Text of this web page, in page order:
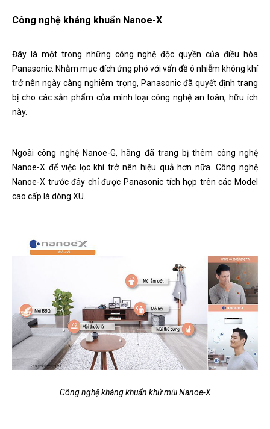
Công nghệ kháng khuẩn Nanoe-X
Đây là một trong những công nghệ độc quyền của điều hòa
Panasonic. Nhằm mục đích ứng phó với vấn đề ô nhiễm không khí
trở nên ngày càng nghiêm trọng, Panasonic đã quyết định trang
bị cho các sản phẩm của mình loại công nghệ an toàn, hữu ích
này.
Ngoài công nghệ Nanoe-G, hãng đã trang bị thêm công nghệ
Nanoe-X để việc lọc khí trở nên hiệu quả hơn nữa. Công nghệ
Nanoe-X trước đây chỉ được Panasonic tích hợp trên các Model
cao cấp là dòng XU.
Công nghệ kháng khuẩn khử mùi Nanoe-X